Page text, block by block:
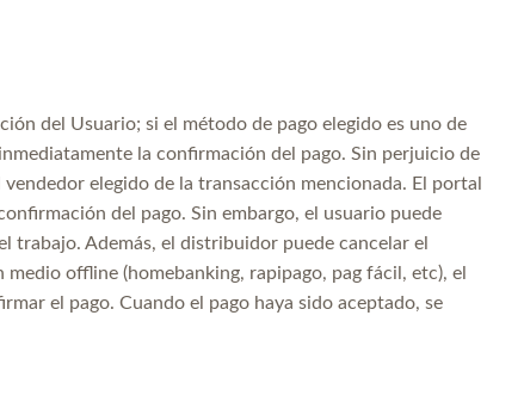
del Usuario; si el método de pago elegido es uno de
la confirmación del pago. Sin perjuicio de
elegido de la transacción mencionada. El portal
del pago. Sin embargo, el usuario puede
trabajo. Además, el distribuidor puede cancelar el
offline (homebanking, rapipago, pag fácil, etc), el
el pago. Cuando el pago haya sido aceptado, se